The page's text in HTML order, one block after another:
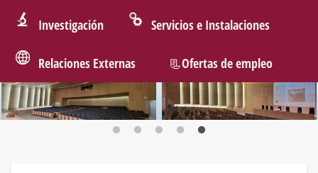
Investigación Servicios e Instalaciones
Relaciones Externas 📃Ofertas de empleo